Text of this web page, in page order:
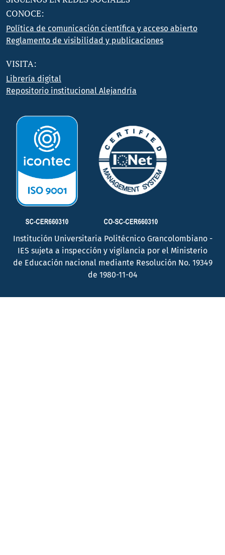
CONOCE:
Política de comunicación científica y acceso abierto
Reglamento de visibilidad y publicaciones
VISITA:
Librería digital
Repositorio institucional Alejandría
Institución Universitaria Politécnico Grancolombiano -
IES sujeta a inspección y vigilancia por el Ministerio
de Educación nacional mediante Resolución No. 19349
de 1980-11-04